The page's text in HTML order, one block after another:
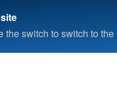
the switch to switch to